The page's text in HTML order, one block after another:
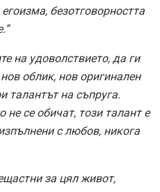
безотговорността
на удоволствието, да ги
облик, нов оригинален
талантът на съпруга.
се обичат, този талант е
с любов, никога
за цял живот,